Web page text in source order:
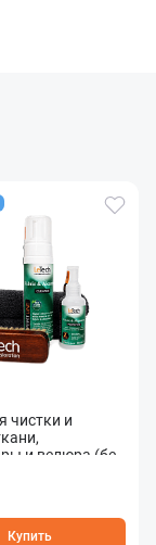
чистки и
и велюра (без
&
Combo
Купить